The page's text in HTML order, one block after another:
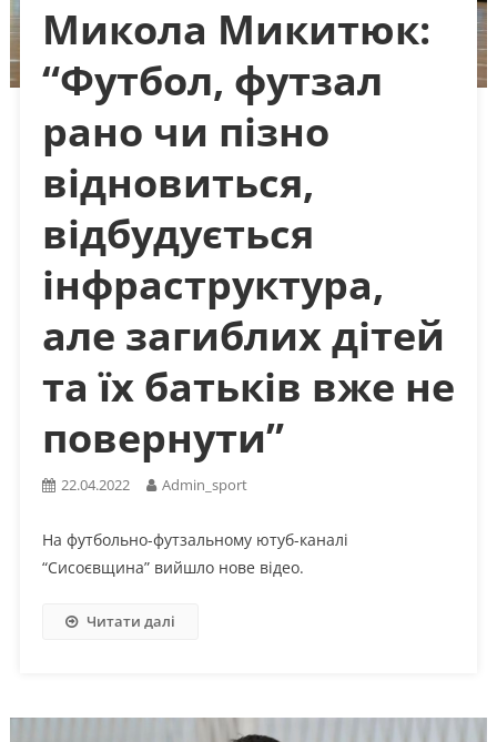
Микола Микитюк:
“Футбол, футзал
рано чи пізно
відновиться,
відбудується
інфраструктура,
але загиблих дітей
та їх батьків вже не
повернути”
22.04.2022 Admin_sport
На футбольно-футзальному ютуб-каналі
“Сисоєвщина” вийшло нове відео.
Читати далі